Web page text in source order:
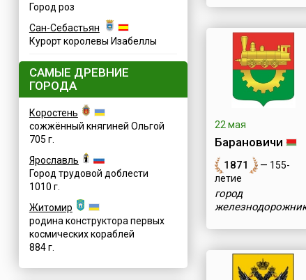
Город роз
Сан-Себастьян
Курорт королевы Изабеллы
САМЫЕ ДРЕВНИЕ
ГОРОДА
Коростень
сожжённый княгиней Ольгой
705 г.
Ярославль
Город трудовой доблести
1010 г.
Житомир
родина конструктора первых
космических кораблей
884 г.
22 мая
Барановичи
1871
— 155-
летие
город